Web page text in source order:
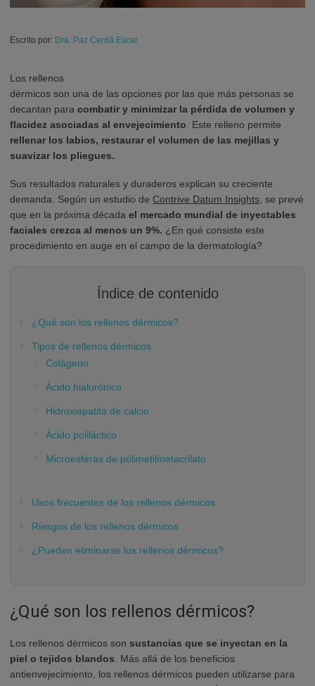
Escrito por: Dra. Paz Cerdá Escar
Los rellenos
dérmicos son una de las opciones por las que más personas se
decantan para combatir y minimizar la pérdida de volumen y
flacidez asociadas al envejecimiento . Este relleno permite
rellenar los labios, restaurar el volumen de las mejillas y
suavizar los pliegues.
Sus resultados naturales y duraderos explican su creciente
demanda. Según un estudio de Contrive Datum Insights , se prevé
que en la próxima década el mercado mundial de inyectables
faciales crezca al menos un 9%. ¿En qué consiste este
procedimiento en auge en el campo de la dermatología?
Índice de contenido
¿Qué son los rellenos dérmicos?
Tipos de rellenos dérmicos
Colágeno
Ácido hialurónico
Hidroxiapatita de calcio
Ácido poliláctico
Microesferas de polimetilmetacrilato
Usos frecuentes de los rellenos dérmicos
Riesgos de los rellenos dérmicos
¿Pueden eliminarse los rellenos dérmicos?
¿Qué son los rellenos dérmicos?
Los rellenos dérmicos son sustancias que se inyectan en la
piel o tejidos blandos . Más allá de los beneficios
antienvejecimiento, los rellenos dérmicos pueden utilizarse para